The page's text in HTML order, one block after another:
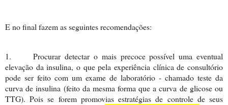
E no final fazem as seguintes recomendações:
1.
Procurar detectar o mais precoce possível uma eventual
elevação da insulina, o que pela experiência clínica de consultório
pode ser feito com um exame de laboratório - chamado teste da
curva de insulina (feito da mesma forma que a curva de glicose ou
TTG). Pois se forem promovias estratégias de controle de seus